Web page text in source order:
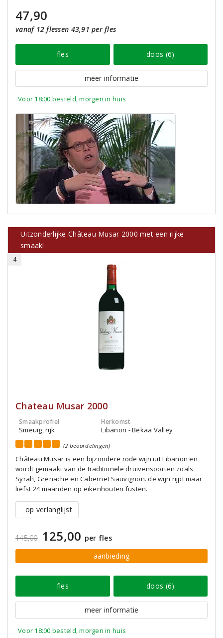
47,90
vanaf 12 flessen 43,91 per fles
fles doos (6)
meer informatie
Voor 18:00 besteld, morgen in huis
Uitzonderlijke Château Musar 2000 met een rijke
smaak!
4
Chateau Musar 2000
Smaakprofiel
Smeuïg, rijk
Herkomst
Libanon - Bekaa Valley
(2 beoordelingen)
Château Musar is een bijzondere rode wijn uit Libanon en
wordt gemaakt van de traditionele druivensoorten zoals
Syrah, Grenache en Cabernet Sauvignon. de wijn rijpt maar
liefst 24 maanden op eikenhouten fusten.
op verlanglijst
145,00 125,00 per fles
aanbieding
fles doos (6)
meer informatie
Voor 18:00 besteld, morgen in huis